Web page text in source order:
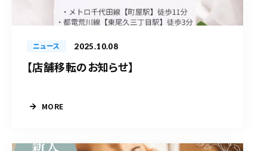
ニュース 2025.10.08
【店舗移転のお知らせ】
MORE